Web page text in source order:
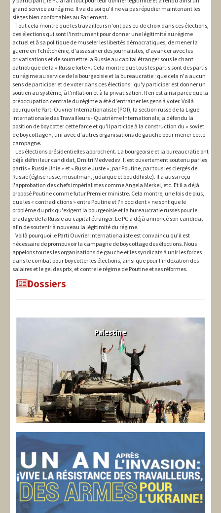
grand service au régime. Il va de soi qu'il ne va pas répudier maintenant les
sièges bien confortables au Parlement.
Tout cela montre que les travailleurs n'ont pas eu de choix dans ces élections,
des élections qui sont l'instrument pour donner une légitimité au régime
actuel et à sa politique de museler les libertés démocratiques, de mener la
guerre en Tchétchénie, d'assassiner des journalistes, d'avancer avec les
privatisations et de soumettre la Russie au capital étranger sous le chant
patriotique de la « Russie forte ». Cela montre que tous les partis sont des partis
du régime au service de la bourgeoisie et la bureaucratie ; que cela n'a aucun
sens de participer et de voter dans ces élections ; qu'y participer est donner un
soutien au système, à l'inflation et à la privatisation. Il en est ainsi parce que la
préoccupation centrale du régime a été d'entraîner les gens à voter. Voilà
pourquoi le Parti Ouvrier Internationaliste (POI), la section russe de la Ligue
Internationale des Travailleurs - Quatrième Internationale, a défendu la
position de boycotter cette farce et qu'il participe à la construction du « soviet
de boycottage », uni avec d'autres organisations de gauche pour mener cette
campagne.
Les élections présidentielles approchent. La bourgeoisie et la bureaucratie ont
déjà défini leur candidat, Dmitri Medvedev. Il est ouvertement soutenu par les
partis « Russie Unie » et « Russie Juste », par Poutine, par tous les clergés de
Russie (église russe, musulman, judaïque et bouddhiste). Il a aussi reçu
l'approbation des chefs impérialistes comme Angela Merkel, etc. Et il a déjà
proposé Poutine comme futur Premier ministre. Cela montre, une fois de plus,
que les « contradictions » entre Poutine et l'« occident » ne sont que le
problème du prix qu'exigent la bourgeoisie et la bureaucratie russes pour le
bradage de la Russie au capital étranger. Le PC a déjà annoncé son candidat
afin de soutenir à nouveau la légitimité du régime.
Voilà pourquoi le Parti Ouvrier Internationaliste est convaincu qu'il est
nécessaire de promouvoir la campagne de boycottage des élections. Nous
appelons toutes les organisations de gauche et les syndicats à unir les forces
dans le combat pour boycotter les élections, ainsi que pour l'indexation des
salaires et le gel des prix, et contre le régime de Poutine et ses réformes.
Dossiers
Palestine